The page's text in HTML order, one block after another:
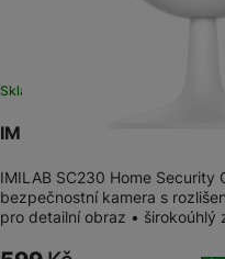
Auto-
IMILAB SC230 Home
Skladem
IMILAB SC230 Home Security
bezpečnostní kamera s
pro detailní obraz • širokoúhlý